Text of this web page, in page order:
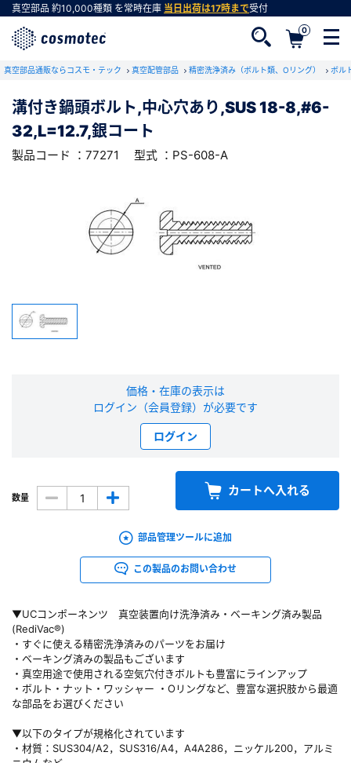
真空部品 約10,000種類 を常時在庫 当日出荷は17時まで受付
0
真空部品通販ならコスモ・テック 真空配管部品 精密洗浄済み（ボルト類、Oリング） ボル
溝付き鍋頭ボルト,中心穴あり,SUS 18-8,#6-
32,L=12.7,銀コート
製品コード ：77271 型式 ：PS-608-A
▼UCコンポーネンツ 真空装置向け洗浄済み・ベーキング済み製品
(RediVac®)
・すぐに使える精密洗浄済みのパーツをお届け
・ベーキング済みの製品もございます
・真空用途で使用される空気穴付きボルトも豊富にラインアップ
・ボルト・ナット・ワッシャー ・Oリングなど、豊富な選択肢から最適
な部品をお選びください
▼以下のタイプが規格化されています
・材質：SUS304/A2，SUS316/A4，A4A286，ニッケル200，アルミ
価格・在庫の表示は
ログイン（会員登録）が必要です
ログイン
数量 カートへ入れる
部品管理ツールに追加
この製品のお問い合わせ
RoHS2適合報告書のダウンロード
下記製品のRoHS2適合報告書のダウンロードをします。
溝付き鍋頭ボルト,中心穴あり,SUS 18-
8,#6-32,L=12.7,銀コート
型式 ：PS-608-A 製品コード ：77271
会社・学校・研究機関名
会員登録がお済みでない方
会員登録をすれば、便利な機能がご利用いただけ
新規会員登録（無料）
※新規会員登録をお申し込み頂いてから本登録となるまで、数日間かかる場合
があります。また当社の判断によりお断りする場合があります。
会員の方はこちら
※パスワードをお忘れの方は、パスワード再発行ページへ
※メールアドレスを忘れた方は、お問い合わせページよりお問い合わせくださ